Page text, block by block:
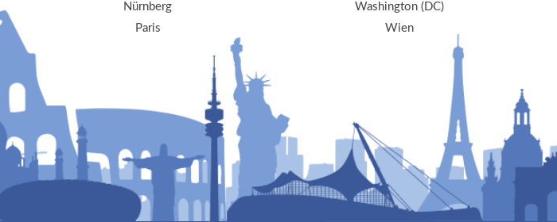
Nürnberg
Paris
Washington (DC)
Wien